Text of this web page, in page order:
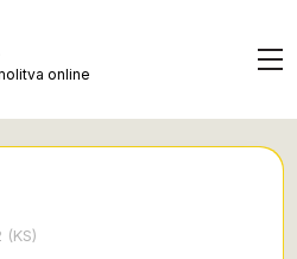
online
(KS)